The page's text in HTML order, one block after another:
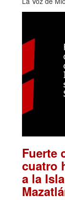
Fuerte
cuatro
a la